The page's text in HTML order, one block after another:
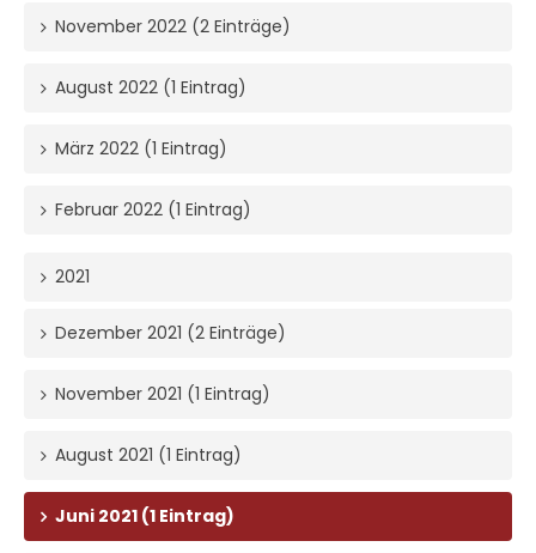
November 2022 (2 Einträge)
August 2022 (1 Eintrag)
März 2022 (1 Eintrag)
Februar 2022 (1 Eintrag)
2021
Dezember 2021 (2 Einträge)
November 2021 (1 Eintrag)
August 2021 (1 Eintrag)
Juni 2021 (1 Eintrag)